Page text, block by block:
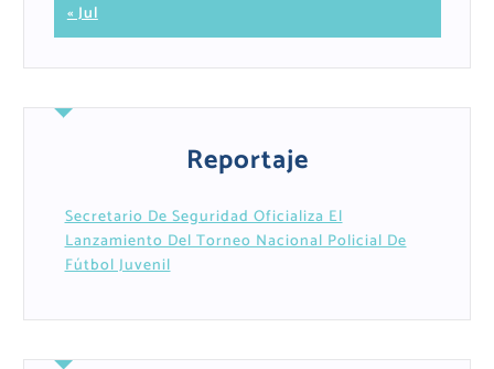
« Jul
Reportaje
Secretario De Seguridad Oficializa El
Lanzamiento Del Torneo Nacional Policial De
Fútbol Juvenil